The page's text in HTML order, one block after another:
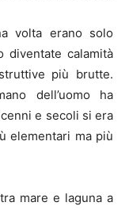
volta erano solo
diventate calamità
più brutte.
dell’uomo ha
e secoli si era
elementari ma più
mare e laguna a